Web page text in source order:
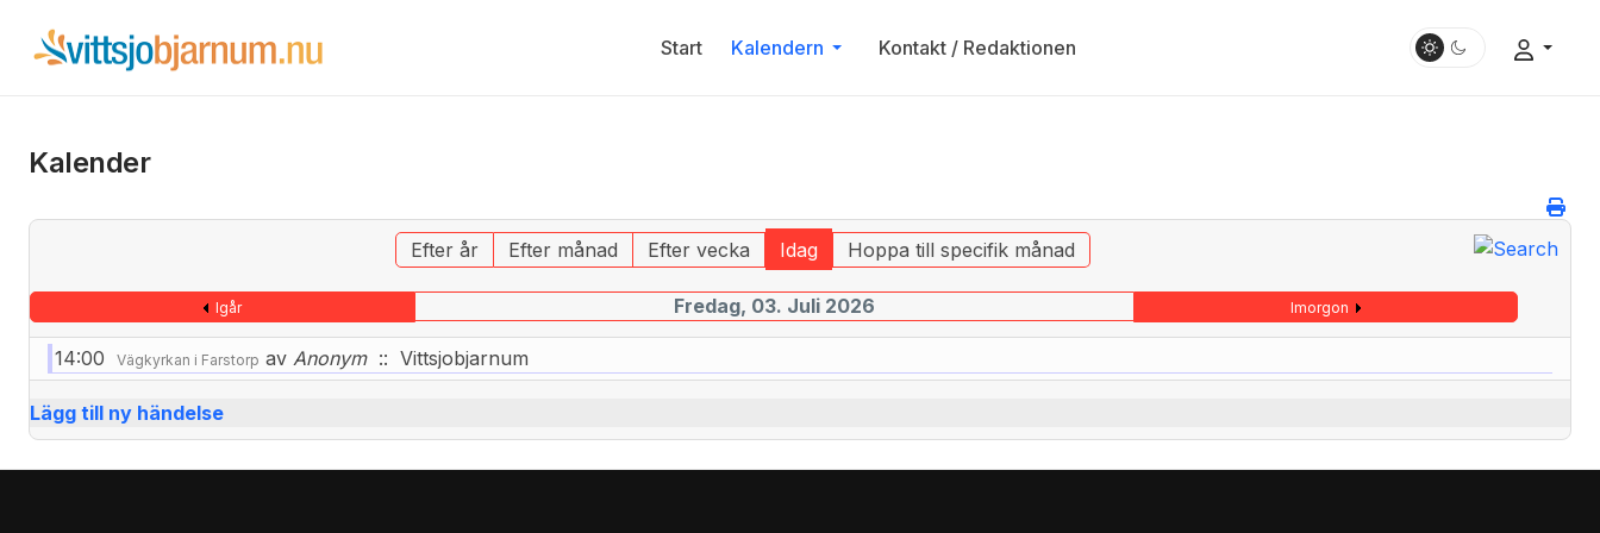
Start Kalendern Kontakt / Redaktionen
Kalender
Efter år Efter månad Efter vecka Idag Hoppa till specifik månad
Igår Fredag, 03. Juli 2026 Imorgon
14:00 Vägkyrkan i Farstorp av Anonym:: Vittsjobjarnum
Lägg till ny händelse